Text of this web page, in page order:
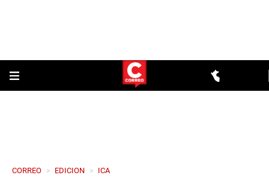
CORREO > EDICION > ICA